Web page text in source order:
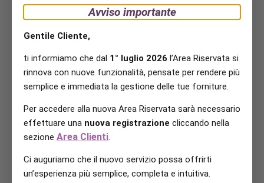
Avviso importante
Gentile Cliente,
ti informiamo che dal 1° luglio 2026 l’Area Riservata si
rinnova con nuove funzionalità, pensate per rendere più
semplice e immediata la gestione delle tue forniture.
Per accedere alla nuova Area Riservata sarà necessario
effettuare una nuova registrazione cliccando nella
sezione Area Clienti
Ci auguriamo che il nuovo servizio possa offrirti
un’esperienza più semplice, completa e intuitiva.
rete-oneri-domestici-gas
DURATA E RINNOVO
Le presenti condizioni economiche saranno
applicate per 12 mesi a partire dalla data di inizio
della somministrazione.
si rinnoverà tacitamente alle medesime condizioni
economiche ogni 12 (dodici) mesi, fatto salvo
l’esercizio del diritto di recesso da comunicarsi al
giorni.
FATTURAZIONE